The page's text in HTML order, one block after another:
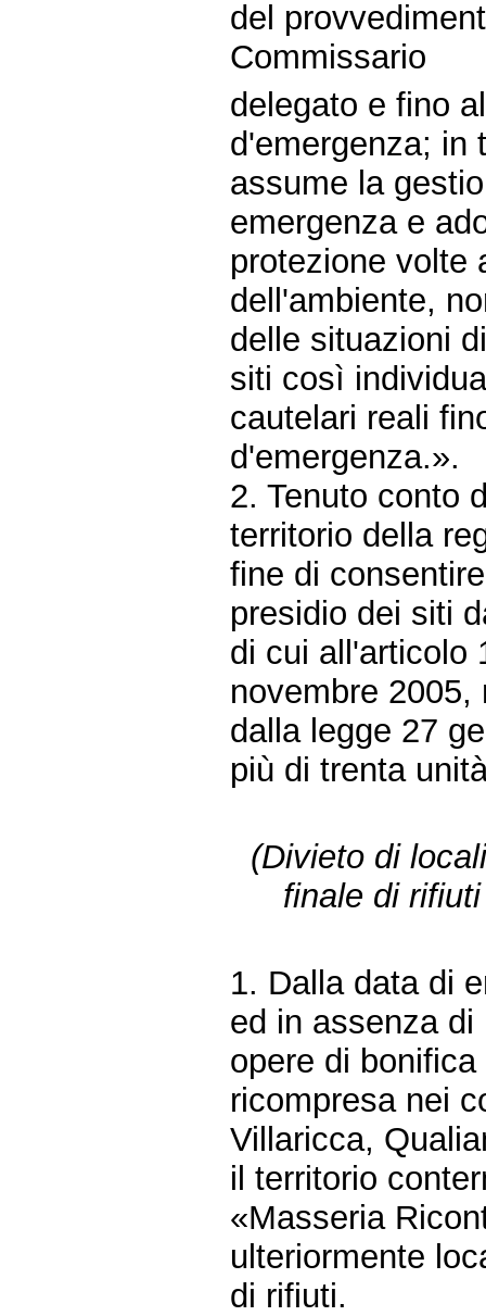
del
Commissario
delegato e fino
d'emergenza; in
assume la
emergenza e
protezione volte
dell'ambiente,
delle situazioni
siti così
cautelari reali
d'emergenza.».
2. Tenuto conto
territorio della
fine di
presidio dei siti
di cui all'articolo
novembre
dalla legge 27
più di trenta
(Divieto di
finale di
1. Dalla data di
ed in assenza
opere di
ricompresa nei
Villaricca,
il territorio
«Masseria
ulteriormente
di rifiuti.